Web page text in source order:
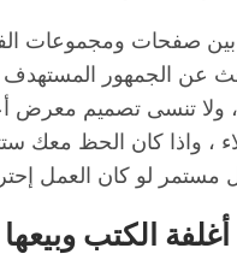
صفحات ومجموعات
عن الجمهور
، ولا تنسى تصميم معرض
، واذا كان الحظ معك
مستمر لو كان العمل
الكتب